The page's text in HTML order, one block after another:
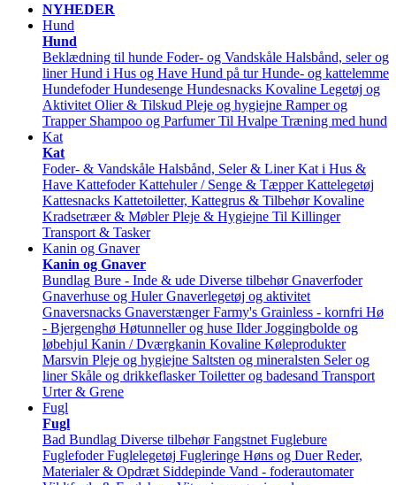
NYHEDER
Hund
Hund
Beklædning til hunde Foder- og Vandskåle Halsbånd, seler og
liner Hund i Hus og Have Hund på tur Hunde- og kattelemme
Hundefoder Hundesenge Hundesnacks Kovaline Legetøj og
Aktivitet Olier & Tilskud Pleje og hygiejne Ramper og
Trapper Shampoo og Parfumer Til Hvalpe Træning med hund
Kat
Kat
Foder- & Vandskåle Halsbånd, Seler & Liner Kat i Hus &
Have Kattefoder Kattehuler / Senge & Tæpper Kattelegetøj
Kattesnacks Kattetoiletter, Kattegrus & Tilbehør Kovaline
Kradsetræer & Møbler Pleje & Hygiejne Til Killinger
Transport & Tasker
Kanin og Gnaver
Kanin og Gnaver
Bundlag Bure - Inde & ude Diverse tilbehør Gnaverfoder
Gnaverhuse og Huler Gnaverlegetøj og aktivitet
Gnaversnacks Gnaverstænger Farmy's Grainless - kornfri Hø
- Bjergenghø Høtunneller og huse Ilder Joggingbolde og
løbehjul Kanin / Dværgkanin Kovaline Køleprodukter
Marsvin Pleje og hygiejne Saltsten og mineralsten Seler og
liner Skåle og drikkeflasker Toiletter og badesand Transport
Urter & Grene
Fugl
Fugl
Bad Bundlag Diverse tilbehør Fangstnet Fuglebure
Fuglefoder Fuglelegetøj Fugleringe Høns og Duer Reder,
Materialer & Opdræt Siddepinde Vand - foderautomater